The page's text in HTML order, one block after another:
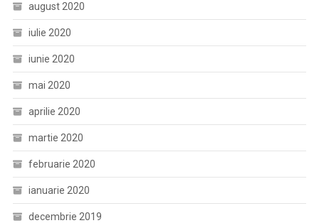
august 2020
iulie 2020
iunie 2020
mai 2020
aprilie 2020
martie 2020
februarie 2020
ianuarie 2020
decembrie 2019